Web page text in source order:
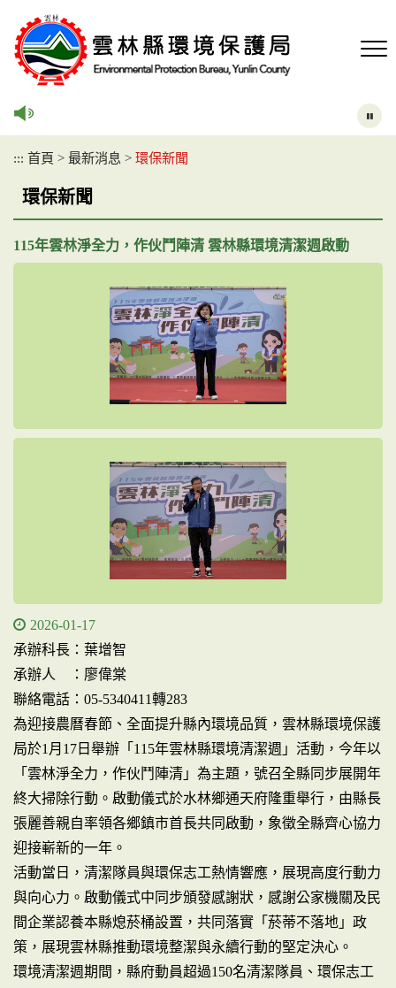
::: 首頁 > 最新消息 > 環保新聞
環保新聞
115年雲林淨全力，作伙鬥陣清 雲林縣環境清潔週啟動
2026-01-17
承辦科長：葉增智
承辦人 ：廖偉棠
聯絡電話：05-5340411轉283
為迎接農曆春節、全面提升縣內環境品質，雲林縣環境保護
局於1月17日舉辦「115年雲林縣環境清潔週」活動，今年以
「雲林淨全力，作伙鬥陣清」為主題，號召全縣同步展開年
終大掃除行動。啟動儀式於水林鄉通天府隆重舉行，由縣長
張麗善親自率領各鄉鎮市首長共同啟動，象徵全縣齊心協力
迎接嶄新的一年。
活動當日，清潔隊員與環保志工熱情響應，展現高度行動力
與向心力。啟動儀式中同步頒發感謝狀，感謝公家機關及民
間企業認養本縣熄菸桶設置，共同落實「菸蒂不落地」政
策，展現雲林縣推動環境整潔與永續行動的堅定決心。
環境清潔週期間，縣府動員超過150名清潔隊員、環保志工